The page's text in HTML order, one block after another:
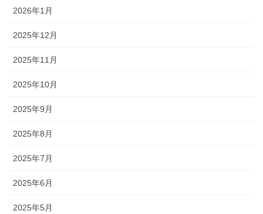
2026年1月
2025年12月
2025年11月
2025年10月
2025年9月
2025年8月
2025年7月
2025年6月
2025年5月